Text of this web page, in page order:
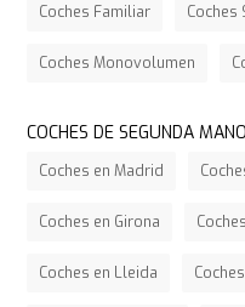
Coches Familiar Coches
Coches Monovolumen
COCHES DE SEGUNDA
Coches en Madrid
Coches en Girona
Coches en Lleida